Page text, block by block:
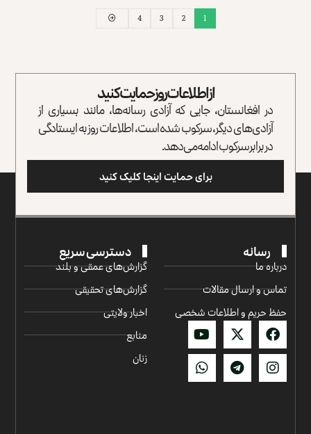
1
2
3
4
از اطلاعات روز حمایت کنید
در افغانستان، جایی که آزادی رسانه‌ها، مانند بسیاری از
آزادی‌های دیگر، سرکوب شده است، اطلاعات روز به ایستادگی
در برابر سرکوب ادامه می‌دهد.
برای حمایت اینجا کلیک کنید
رسانه
درباره ما
تماس و ارسال مقالات
حفظ حریم و اطلاعات شخصی
دسترسی سریع
گزارش‌‌های عمقی و بلند
گزارش‌های تحقیقی
اخبار ولایتی
منابع
زنان